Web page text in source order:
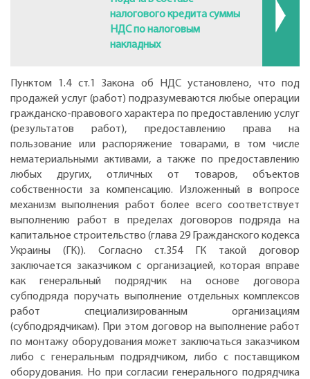
налогового кредита суммы
НДС по налоговым
накладных
Пунктом 1.4 ст.1 Закона об НДС установлено, что под
продажей услуг (работ) подразумеваются любые операции
гражданско-правового характера по предоставлению услуг
(результатов работ), предоставлению права на
пользование или распоряжение товарами, в том числе
нематериальными активами, а также по предоставлению
любых других, отличных от товаров, объектов
собственности за компенсацию. Изложенный в вопросе
механизм выполнения работ более всего соответствует
выполнению работ в пределах договоров подряда на
капитальное строительство (глава 29 Гражданского кодекса
Украины (ГК)). Согласно ст.354 ГК такой договор
заключается заказчиком с организацией, которая вправе
как генеральный подрядчик на основе договора
субподряда поручать выполнение отдельных комплексов
работ специализированным организациям
(субподрядчикам). При этом договор на выполнение работ
по монтажу оборудования может заключаться заказчиком
либо с генеральным подрядчиком, либо с поставщиком
оборудования. Но при согласии генерального подрядчика